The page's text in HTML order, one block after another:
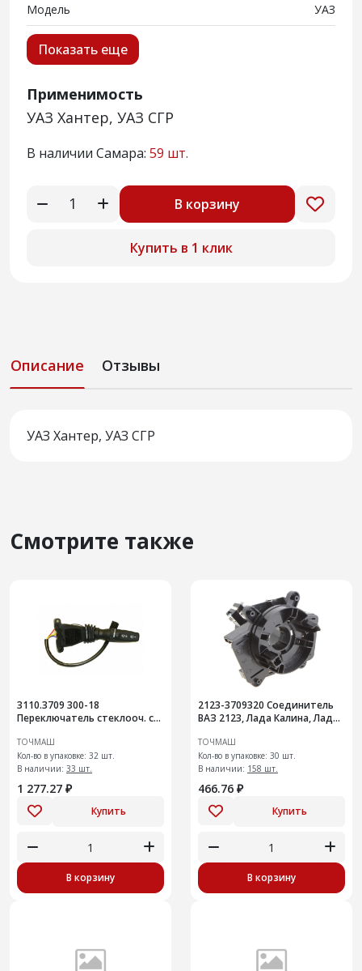
Модель УАЗ
Показать еще
Применимость
УАЗ Хантер, УАЗ СГР
В наличии Самара: 59 шт.
В корзину
Купить в 1 клик
Описание Отзывы
УАЗ Хантер, УАЗ СГР
Смотрите также
3110.3709 300-18
Переключатель стеклооч. с
ТОЧМАШ
Кол-во в упаковке: 32 шт.
В наличии: 33 шт.
1 277.27 ₽
Купить
В корзину
2123-3709320 Соединитель
ВАЗ 2123, Лада Калина, Лада
ТОЧМАШ
Кол-во в упаковке: 30 шт.
В наличии: 158 шт.
466.76 ₽
Купить
В корзину